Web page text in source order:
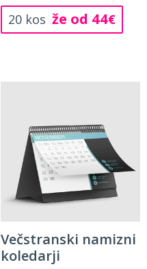
20 kos že od 44€
Večstranski namizni
koledarji